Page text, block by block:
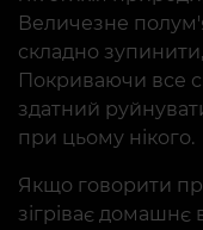
Величезне
складно
Покриваючи все
здатний
при цьому нікого.
Якщо говорити
зігріває домашнє